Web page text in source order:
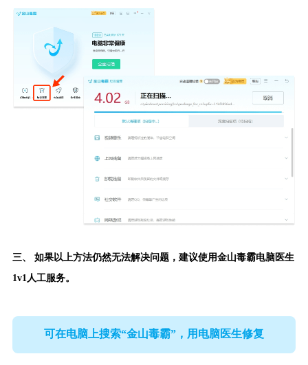
三、 如果以上方法仍然无法解决问题，建议使用金山毒霸电脑医生
1v1人工服务。
可在电脑上搜索“金山毒霸”，用电脑医生修复